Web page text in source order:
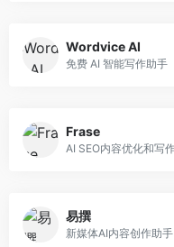
Wordvice AI
免费 AI 智能写作助手
Frase
AI SEO内容优化和写
易撰
新媒体AI内容创作助手